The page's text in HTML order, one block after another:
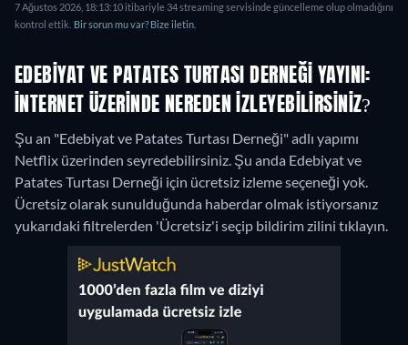
7 Ağustos 2026, 18:13:10 itibariyle 34 streaming servisinde güncelleme olup olmadığını
kontrol ettik. Bir sorun mu var? Bize iletin.
EDEBIYAT VE PATATES TURTASI DERNEĞI YAYINI:
İNTERNET ÜZERINDE NEREDEN IZLEYEBILIRSINIZ?
Şu an "Edebiyat ve Patates Turtası Derneği" adlı yapımı
Netflix üzerinden seyredebilirsiniz. Şu anda Edebiyat ve
Patates Turtası Derneği için ücretsiz izleme seçeneği yok.
Ücretsiz olarak sunulduğunda haberdar olmak istiyorsanız
yukarıdaki filtrelerden 'Ücretsiz'i seçip bildirim zilini tıklayın.